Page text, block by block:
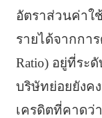
อัตราส่วนค่าใ
รายได้จากการ
Ratio) อยู่ที่ระ
บริษัทย่อยยังค
เครดิตที่คาดว่